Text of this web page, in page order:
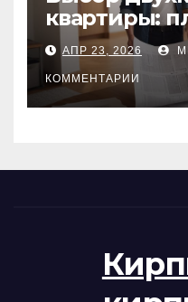
квартиры:
состояние
проверка
АПР 23, 2026
КОММЕНТАРИИ